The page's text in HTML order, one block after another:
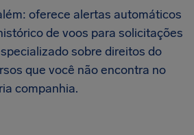
oferece alertas automáticos
de voos para solicitações
sobre direitos do
que você não encontra no
companhia.